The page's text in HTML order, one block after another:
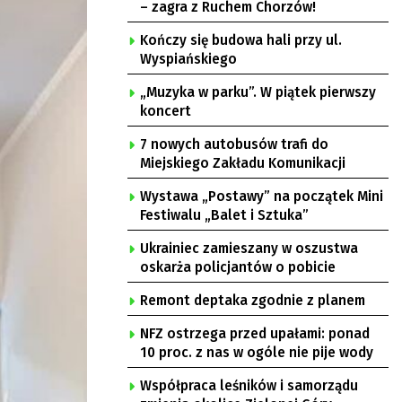
– zagra z Ruchem Chorzów!
Kończy się budowa hali przy ul.
Wyspiańskiego
„Muzyka w parku”. W piątek pierwszy
koncert
7 nowych autobusów trafi do
Miejskiego Zakładu Komunikacji
Wystawa „Postawy” na początek Mini
Festiwalu „Balet i Sztuka”
Ukrainiec zamieszany w oszustwa
oskarża policjantów o pobicie
Remont deptaka zgodnie z planem
NFZ ostrzega przed upałami: ponad
10 proc. z nas w ogóle nie pije wody
Współpraca leśników i samorządu